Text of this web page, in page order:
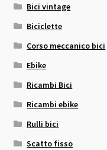
Bici vintage
Biciclette
Corso meccanico bici
Ebike
Ricambi Bici
Ricambi ebike
Rulli bici
Scatto fisso